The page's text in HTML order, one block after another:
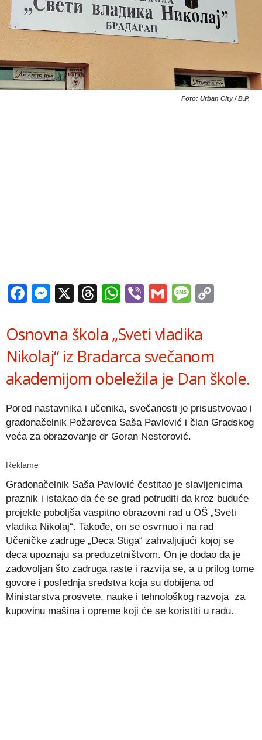
Foto: Urban City / B.P.
Facebook
Messenger
X Threads
WhatsApp
ViberGmail
Osnovna škola „Sveti vladika
Nikolaj“ iz Bradarca svečanom
akademijom obeležila je Dan škole.
Pored nastavnika i učenika, svečanosti je prisustvovao i
gradonačelnik Požarevca Saša Pavlović i član Gradskog
veća za obrazovanje dr Goran Nestorović.
Reklame
Gradonačelnik Saša Pavlović čestitao je slavljenicima
praznik i istakao da će se grad potruditi da kroz buduće
projekte poboljša vaspitno obrazovni rad u OŠ „Sveti
vladika Nikolaj“. Takođe, on se osvrnuo i na rad
Učeničke zadruge „Deca Stiga“ zahvaljujući kojoj se
deca upoznaju sa preduzetništvom. On je dodao da je
zadovoljan što zadruga raste i razvija se, a u prilog tome
govore i poslednja sredstva koja su dobijena od
Ministarstva prosvete, nauke i tehnološkog razvoja za
kupovinu mašina i opreme koji će se koristiti u radu.